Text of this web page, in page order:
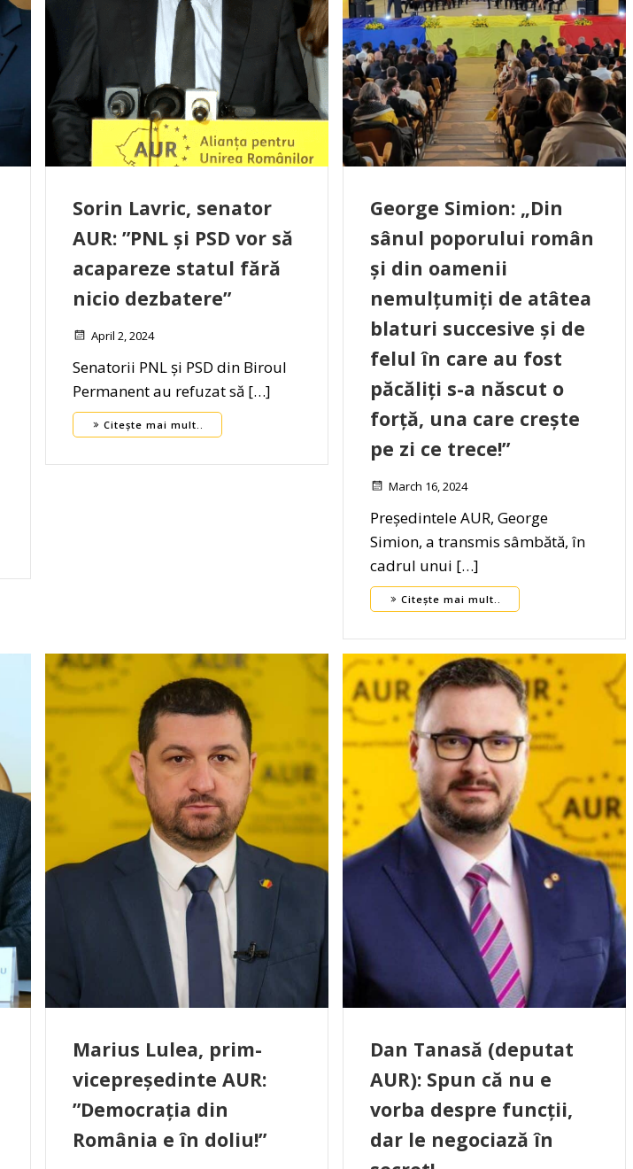
Sorin Lavric, senator
AUR: ”PNL și PSD vor să
acapareze statul fără
nicio dezbatere”
April 2, 2024
Senatorii PNL și PSD din Biroul
Permanent au refuzat să […]
Citește mai mult..
George Simion: „Din
sânul poporului român
și din oamenii
nemulțumiți de atâtea
blaturi succesive și de
felul în care au fost
păcăliți s-a născut o
forță, una care crește
pe zi ce trece!”
March 16, 2024
Președintele AUR, George
Simion, a transmis sâmbătă, în
cadrul unui […]
Citește mai mult..
Marius Lulea, prim-
vicepreședinte AUR:
”Democrația din
România e în doliu!”
Dan Tanasă (deputat
AUR): Spun că nu e
vorba despre funcții,
dar le negociază în